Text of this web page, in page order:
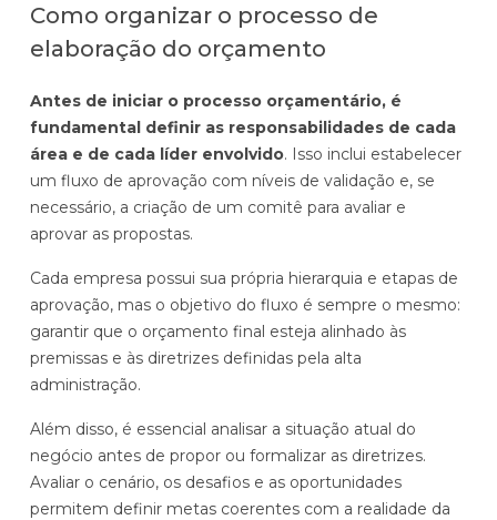
Como organizar o processo de
elaboração do orçamento
Antes de iniciar o processo orçamentário, é
fundamental definir as responsabilidades de cada
área e de cada líder envolvido. Isso inclui estabelecer
um fluxo de aprovação com níveis de validação e, se
necessário, a criação de um comitê para avaliar e
aprovar as propostas.
Cada empresa possui sua própria hierarquia e etapas de
aprovação, mas o objetivo do fluxo é sempre o mesmo:
garantir que o orçamento final esteja alinhado às
premissas e às diretrizes definidas pela alta
administração.
Além disso, é essencial analisar a situação atual do
negócio antes de propor ou formalizar as diretrizes.
Avaliar o cenário, os desafios e as oportunidades
permitem definir metas coerentes com a realidade da